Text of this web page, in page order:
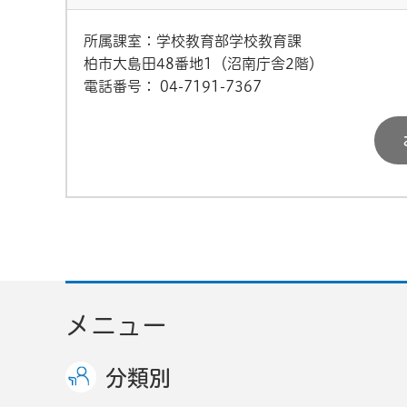
所属課室：学校教育部学校教育課
柏市大島田48番地1（沼南庁舎2階）
電話番号：
04-7191-7367
メニュー
分類別